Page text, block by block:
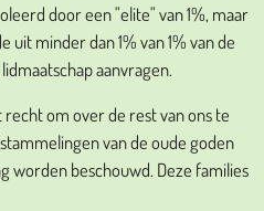
door een "elite" van 1%, maar
uit minder dan 1% van 1% van de
aanvragen.
om over de rest van ons te
van de oude goden
worden beschouwd. Deze families